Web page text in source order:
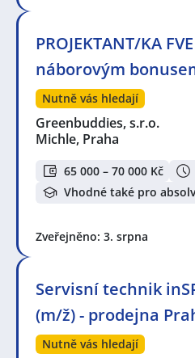
PROJEKTANT/KA
náborovým
Nutně vás hledají
Greenbuddies, s.r.o.
Michle, Praha
65 000 – 70 000 Kč
Vhodné také pro
Zveřejněno: 3. srpna
Servisní technik
(m/ž) - prodejna
Nutně vás hledají